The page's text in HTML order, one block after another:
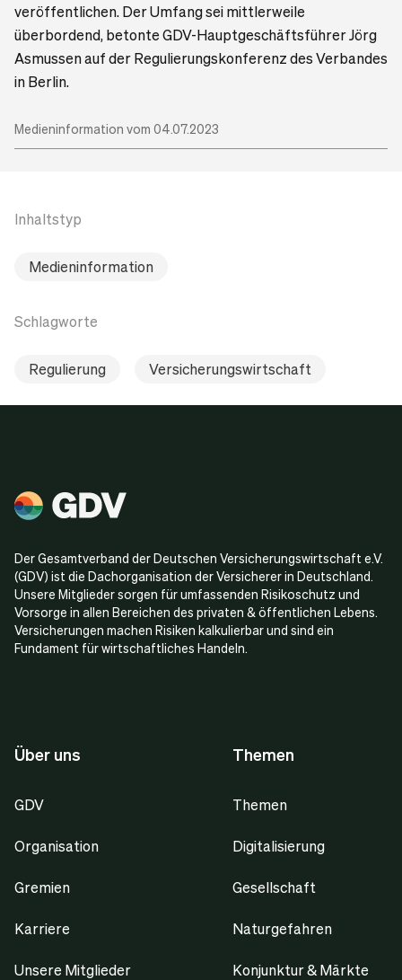
veröffentlichen. Der Umfang sei mittlerweile
überbordend, betonte GDV-Hauptgeschäftsführer Jörg
Asmussen auf der Regulierungskonferenz des Verbandes
in Berlin.
Medieninformation vom 04.07.2023
Inhaltstyp
Medieninformation
Schlagworte
Regulierung Versicherungswirtschaft
Der Gesamtverband der Deutschen Versicherungswirtschaft e.V.
(GDV) ist die Dachorganisation der Versicherer in Deutschland.
Unsere Mitglieder sorgen für umfassenden Risikoschutz und
Vorsorge in allen Bereichen des privaten & öffentlichen Lebens.
Versicherungen machen Risiken kalkulierbar und sind ein
Fundament für wirtschaftliches Handeln.
Über uns
GDV
Organisation
Gremien
Karriere
Unsere Mitglieder
Themen
Themen
Digitalisierung
Gesellschaft
Naturgefahren
Konjunktur & Märkte